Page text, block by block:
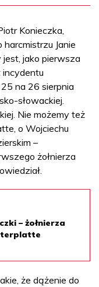
Konieczka,
Janie
jako pierwsza
na 26 sierpnia
słowackiej.
Nie możemy też
o Wojciechu
–
żołnierza
– żołnierza
że dążenie do